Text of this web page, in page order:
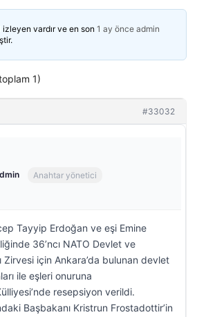
izleyen vardır ve en son 1 ay önce admin
1)
#33032
Anahtar yönetici
Tayyip Erdoğan ve eşi Emine
36’ncı NATO Devlet ve
Zirvesi için Ankara’da bulunan devlet
ile eşleri onuruna
resepsiyon verildi.
Başbakanı Kristrun Frostadottir’in